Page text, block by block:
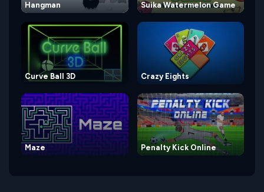
Hangman Suika Watermelon Game
Curve Ball 3D Crazy Eights
Maze Penalty Kick Online